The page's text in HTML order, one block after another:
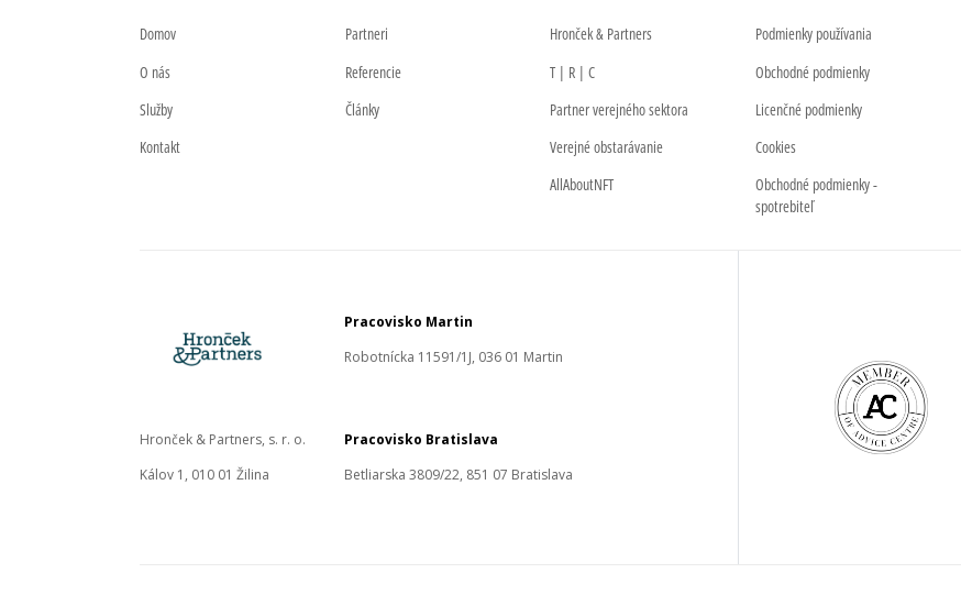
Domov
O nás
Služby
Kontakt
Partneri
Referencie
Články
Hronček & Partners
T | R | C
Partner verejného sektora
Verejné obstarávanie
AllAboutNFT
Podmienky používania
Obchodné podmienky
Licenčné podmienky
Cookies
Obchodné podmienky -
spotrebiteľ
Pracovisko Martin
Robotnícka 11591/1J, 036 01 Martin
Hronček & Partners, s. r. o.
Kálov 1, 010 01 Žilina
Pracovisko Bratislava
Betliarska 3809/22, 851 07 Bratislava